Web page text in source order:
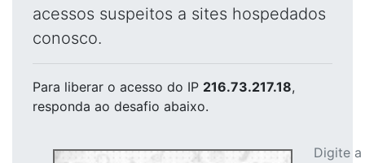
acessos suspeitos a sites hospedados
conosco.
Para liberar o acesso do IP 216.73.217.18,
responda ao desafio abaixo.
Digite